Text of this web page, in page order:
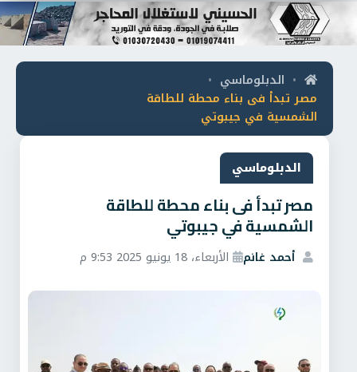
• الدبلوماسي •
مصر تبدأ فى بناء محطة للطاقة
الشمسية في جيبوتي
الدبلوماسي
مصر تبدأ فى بناء محطة للطاقة
الشمسية في جيبوتي
أحمد غانم الأربعاء، 18 يونيو 2025 9:53 م